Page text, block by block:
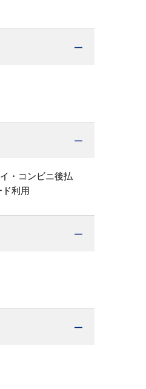
・コンビニ後払
利用